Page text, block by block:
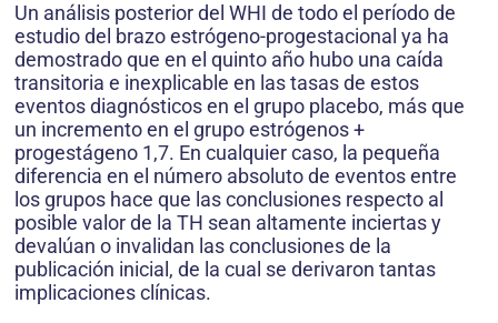
Un análisis posterior del WHI de todo el período de
estudio del brazo estrógeno-progestacional ya ha
demostrado que en el quinto año hubo una caída
transitoria e inexplicable en las tasas de estos
eventos diagnósticos en el grupo placebo, más que
un incremento en el grupo estrógenos +
progestágeno 1,7. En cualquier caso, la pequeña
diferencia en el número absoluto de eventos entre
los grupos hace que las conclusiones respecto al
posible valor de la TH sean altamente inciertas y
devalúan o invalidan las conclusiones de la
publicación inicial, de la cual se derivaron tantas
implicaciones clínicas.